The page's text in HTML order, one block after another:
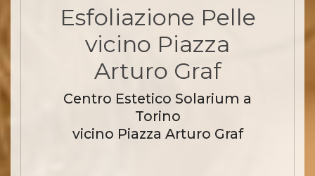
Esfoliazione Pelle
vicino Piazza
Arturo Graf
Centro Estetico Solarium a
Torino
vicino Piazza Arturo Graf